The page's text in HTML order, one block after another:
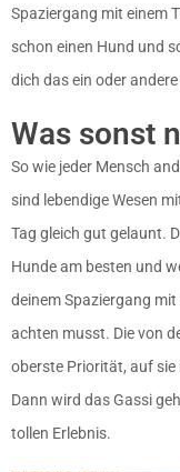
Spaziergang mit einem
schon einen Hund und
dich das ein oder
Was sonst
So wie jeder Mensch
sind lebendige Wesen
Tag gleich gut gelaunt.
Hunde am besten und
deinem Spaziergang
achten musst. Die von
oberste Priorität, auf sie
Dann wird das Gassi
tollen Erlebnis.